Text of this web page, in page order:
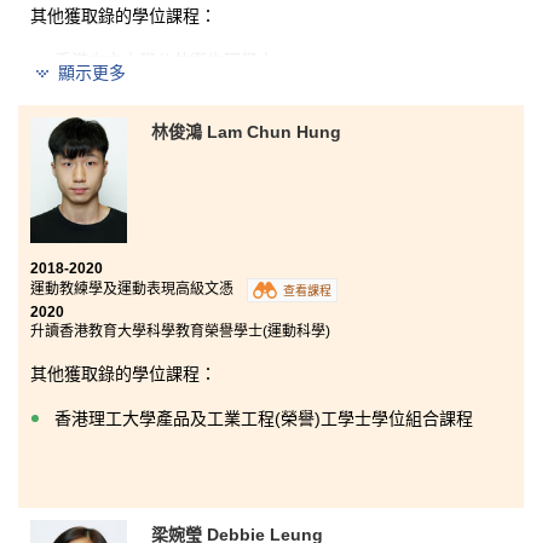
其他獲取錄的學位課程：
香港中文大學公共衞生理學士
在港大保良何鴻燊社區書院的兩年時間，能夠修讀自己
感興趣的食物及營養學，令我每一日都過得非常充實及
有挑戰性。感恩在學校遇到很好的老師，讓我能夠掌握
到實用的營養學知識，而且透過參加交流團、參觀本地
食品廠及義工服務，令我除了得到書本上的知識，更加
了解到實際的行業情況，讓我有更清晰的人生理想。這
兩年，我更體會到決心和勤奮是成功的基本，夢想是可
以達成的。
顯示更多
林俊鴻 Lam Chun Hung
2018-2020
運動教練學及運動表現高級文憑
查看課程
2020
升讀香港教育大學科學教育榮譽學士(運動科學)
其他獲取錄的學位課程：
香港理工大學產品及工業工程(榮譽)工學士學位組合課程
梁婉瑩 Debbie Leung